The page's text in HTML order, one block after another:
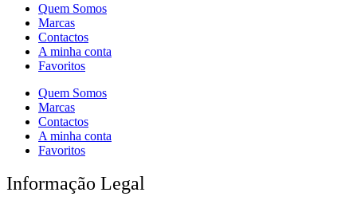
Quem Somos
Marcas
Contactos
A minha conta
Favoritos
Quem Somos
Marcas
Contactos
A minha conta
Favoritos
Informação Legal